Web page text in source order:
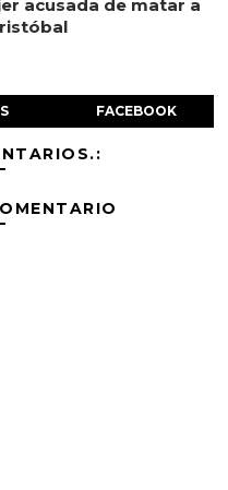
acusada de matar a
FACEBOOK